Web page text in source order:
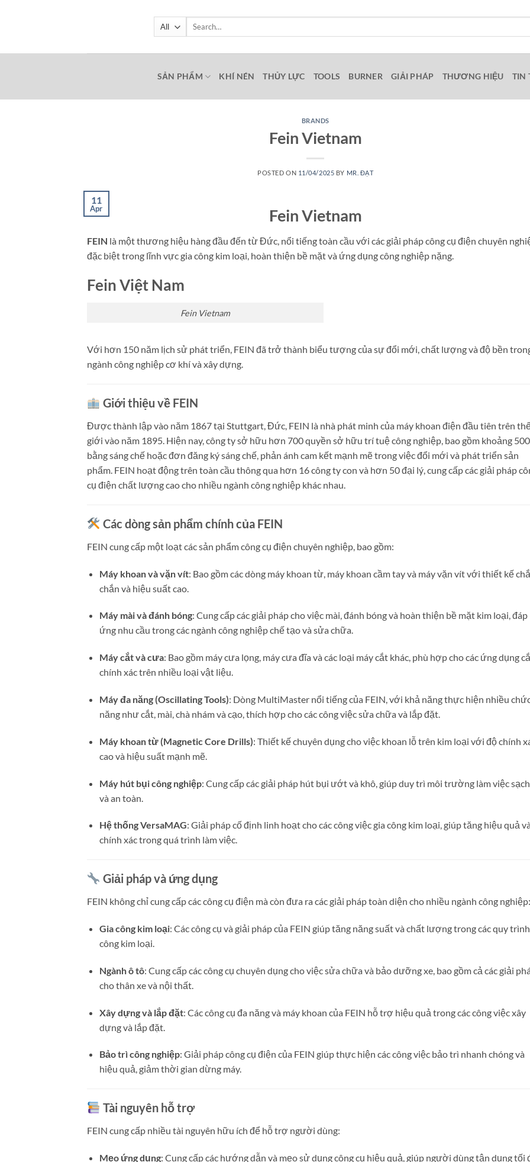
Search
SẢN PHẨM KHÍ NÉN THỦY LỰC TOOLS BURNER GIẢI PHÁP THƯƠNG HIỆU TIN
BRANDS
Fein Vietnam
POSTED ON 11/04/2025 BY MR. ĐẠT
11
Apr Fein Vietnam
FEIN là một thương hiệu hàng đầu đến từ Đức, nổi tiếng toàn cầu với các giải pháp công cụ điện chuyên
đặc biệt trong lĩnh vực gia công kim loại, hoàn thiện bề mặt và ứng dụng công nghiệp nặng.
Fein Việt Nam
Fein Vietnam
Với hơn 150 năm lịch sử phát triển, FEIN đã trở thành biểu tượng của sự đổi mới, chất lượng và độ bền
ngành công nghiệp cơ khí và xây dựng.
Giới thiệu về FEIN
Được thành lập vào năm 1867 tại Stuttgart, Đức, FEIN là nhà phát minh của máy khoan điện đầu tiên trên
giới vào năm 1895. Hiện nay, công ty sở hữu hơn 700 quyền sở hữu trí tuệ công nghiệp, bao gồm khoảng 500
bằng sáng chế hoặc đơn đăng ký sáng chế, phản ánh cam kết mạnh mẽ trong việc đổi mới và phát triển sản
phẩm. FEIN hoạt động trên toàn cầu thông qua hơn 16 công ty con và hơn 50 đại lý, cung cấp các giải pháp
cụ điện chất lượng cao cho nhiều ngành công nghiệp khác nhau.
Các dòng sản phẩm chính của FEIN
FEIN cung cấp một loạt các sản phẩm công cụ điện chuyên nghiệp, bao gồm:
Máy khoan và vặn vít: Bao gồm các dòng máy khoan từ, máy khoan cầm tay và máy vặn vít với thiết kế
chắn và hiệu suất cao.
Máy mài và đánh bóng: Cung cấp các giải pháp cho việc mài, đánh bóng và hoàn thiện bề mặt kim loại, đáp
ứng nhu cầu trong các ngành công nghiệp chế tạo và sửa chữa.
Máy cắt và cưa: Bao gồm máy cưa lọng, máy cưa đĩa và các loại máy cắt khác, phù hợp cho các ứng dụng
chính xác trên nhiều loại vật liệu.
Máy đa năng (Oscillating Tools): Dòng MultiMaster nổi tiếng của FEIN, với khả năng thực hiện nhiều
năng như cắt, mài, chà nhám và cạo, thích hợp cho các công việc sửa chữa và lắp đặt.
Máy khoan từ (Magnetic Core Drills): Thiết kế chuyên dụng cho việc khoan lỗ trên kim loại với độ chính
cao và hiệu suất mạnh mẽ.
Máy hút bụi công nghiệp: Cung cấp các giải pháp hút bụi ướt và khô, giúp duy trì môi trường làm việc
và an toàn.
Hệ thống VersaMAG: Giải pháp cố định linh hoạt cho các công việc gia công kim loại, giúp tăng hiệu quả
chính xác trong quá trình làm việc.
Giải pháp và ứng dụng
FEIN không chỉ cung cấp các công cụ điện mà còn đưa ra các giải pháp toàn diện cho nhiều ngành công nghiệp:
Gia công kim loại: Các công cụ và giải pháp của FEIN giúp tăng năng suất và chất lượng trong các quy
công kim loại.
Ngành ô tô: Cung cấp các công cụ chuyên dụng cho việc sửa chữa và bảo dưỡng xe, bao gồm cả các giải
cho thân xe và nội thất.
Xây dựng và lắp đặt: Các công cụ đa năng và máy khoan của FEIN hỗ trợ hiệu quả trong các công việc xây
dựng và lắp đặt.
Bảo trì công nghiệp: Giải pháp công cụ điện của FEIN giúp thực hiện các công việc bảo trì nhanh chóng và
hiệu quả, giảm thời gian dừng máy.
Tài nguyên hỗ trợ
FEIN cung cấp nhiều tài nguyên hữu ích để hỗ trợ người dùng:
Mẹo ứng dụng: Cung cấp các hướng dẫn và mẹo sử dụng công cụ hiệu quả, giúp người dùng tận dụng tối